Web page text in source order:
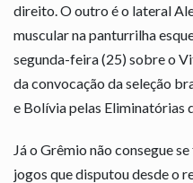
direito. O outro é o lateral
muscular na panturrilha
segunda-feira (25) sobre o
da convocação da seleção
e Bolívia pelas Eliminatórias
Já o Grêmio não consegue
jogos que disputou desde o